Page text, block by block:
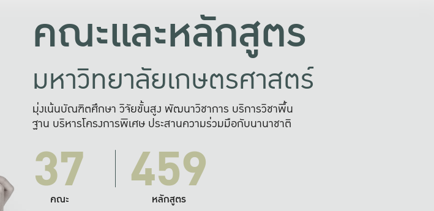
คณะและหลักสูตร
มหาวิทยาลัยเกษตรศาสตร์
มุ่งเน้นบัณฑิตศึกษา วิจัยขั้นสูง พัฒนาวิชาการ บริการวิชาพื้น
ฐาน บริหารโครงการพิเศษ ประสานความร่วมมือกับนานาชาติ
37
คณะ 459
หลักสูตร